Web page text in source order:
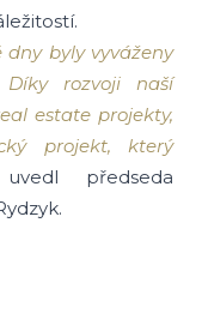
dny byly vyváženy
rozvoji naší
estate projekty,
projekt, který
předseda